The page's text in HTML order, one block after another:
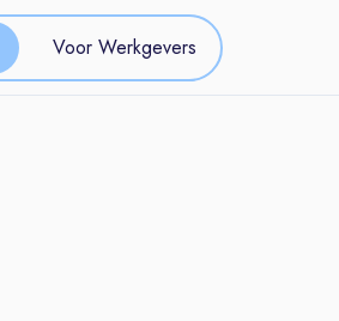
Voor Werkgevers